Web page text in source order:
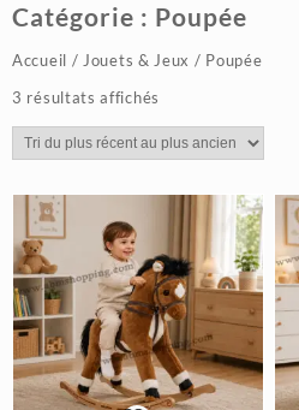
Catégorie : Poupée
Accueil /Jouets & Jeux / Poupée
3 résultats affichés
du
plus
au
plus